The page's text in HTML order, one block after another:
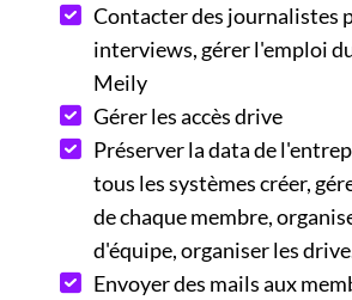
Contacter des journalistes
interviews, gérer l'emploi
Meily
Gérer les accès drive
Préserver la data de
tous les systèmes créer,
de chaque membre,
d'équipe, organiser les
Envoyer des mails aux